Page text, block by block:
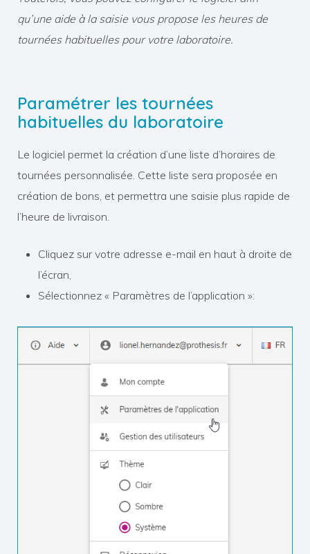
qu’une aide à la saisie vous propose les heures de
tournées habituelles pour votre laboratoire.
Paramétrer les tournées
habituelles du laboratoire
Le logiciel permet la création d’une liste d’horaires de
tournées personnalisée. Cette liste sera proposée en
création de bons, et permettra une saisie plus rapide de
l’heure de livraison.
Cliquez sur votre adresse e-mail en haut à droite de
l’écran,
Sélectionnez « Paramètres de l’application »: